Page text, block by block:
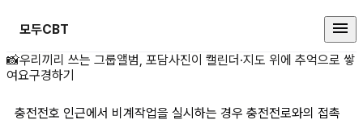
모두CBT
충전전호 인근에서 비계작업을 실
📸우리끼리 쓰는 그룹앨범, 포담사진이 캘린더·지도 위에 추억으로 쌓
여요구경하기
충전전호 인근에서 비계작업을 실시하는 경우 충전전로와의 접촉